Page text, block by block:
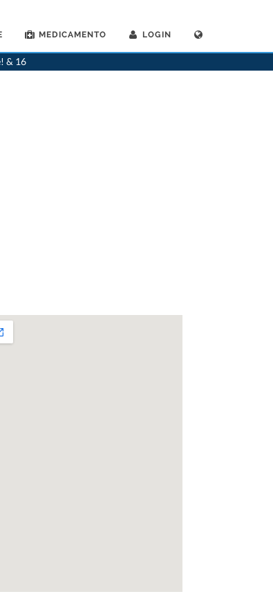
MEDICAMENTO LOGIN
& 16
>Siebnen>Dr. Andreas Kaiser>Appuntamento con Dr. Andreas Kaiser